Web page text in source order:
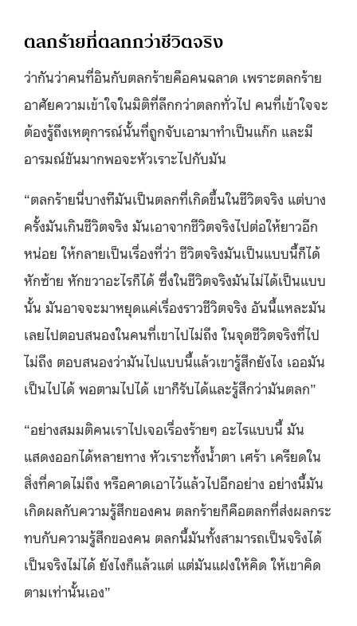
ตลกร้ายที่ตลกกว่าชีวิตจริง
ว่ากันว่าคนที่อินกับตลกร้ายคือคนฉลาด เพราะตลกร้าย
อาศัยความเข้าใจในมิติที่ลึกกว่าตลกทั่วไป คนที่เข้าใจจะ
ต้องรู้ถึงเหตุการณ์นั้นที่ถูกจับเอามาทำเป็นแก๊ก และมี
อารมณ์ขันมากพอจะหัวเราะไปกับมัน
“ตลกร้ายนี่บางทีมันเป็นตลกที่เกิดขึ้นในชีวิตจริง แต่บาง
ครั้งมันเกินชีวิตจริง มันเอาจากชีวิตจริงไปต่อให้ยาวอีก
หน่อย ให้กลายเป็นเรื่องที่ว่า ชีวิตจริงมันเป็นแบบนี้ก็ได้
หักซ้าย หักขวาอะไรก็ได้ ซึ่งในชีวิตจริงมันไม่ได้เป็นแบบ
นั้น มันอาจจะมาหยุดแค่เรื่องราวชีวิตจริง อันนี้แหละมัน
เลยไปตอบสนองในคนที่เขาไปไม่ถึง ในจุดชีวิตจริงที่ไป
ไม่ถึง ตอบสนองว่ามันไปแบบนี้แล้วเขารู้สึกยังไง เออมัน
เป็นไปได้ พอตามไปได้ เขาก็รับได้และรู้สึกว่ามันตลก”
“อย่างสมมติคนเราไปเจอเรื่องร้ายๆ อะไรแบบนี้ มัน
แสดงออกได้หลายทาง หัวเราะทั้งน้ำตา เศร้า เครียดใน
สิ่งที่คาดไม่ถึง หรือคาดเอาไว้แล้วไปอีกอย่าง อย่างนี้มัน
เกิดผลกับความรู้สึกของคน ตลกร้ายก็คือตลกที่ส่งผลกระ
ทบกับความรู้สึกของคน ตลกนี้มันทั้งสามารถเป็นจริงได้
เป็นจริงไม่ได้ ยังไงก็แล้วแต่ แต่มันแฝงให้คิด ให้เขาคิด
ตามเท่านั้นเอง”